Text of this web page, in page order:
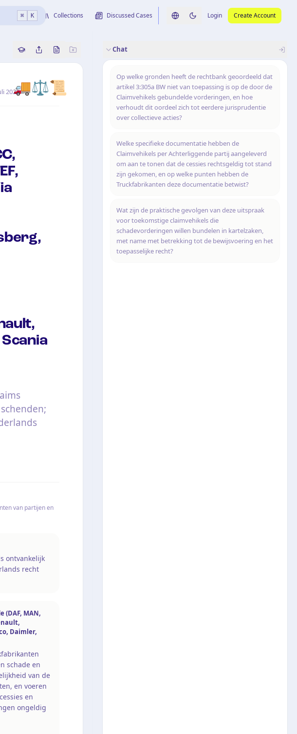
⌘ K Collections Discussed Cases Switch language
Switch to dark theme
Login Create Account
Copy source reference
Share this analysis
Bekijk originele uitspraak
🚚⚖️📜
2022
van partijen en
ontvankelijk
recht
(DAF, MAN,
Daimler,
schade en
van de
en voeren
en
ongeldig
Chat
Op welke gronden heeft de rechtbank geoordeeld dat
artikel 3:305a BW niet van toepassing is op de door de
Claimvehikels gebundelde vorderingen, en hoe
verhoudt dit oordeel zich tot eerdere jurisprudentie
over collectieve acties?
Welke specifieke documentatie hebben de
Claimvehikels per Achterliggende partij aangeleverd
om aan te tonen dat de cessies rechtsgeldig tot stand
zijn gekomen, en op welke punten hebben de
Truckfabrikanten deze documentatie betwist?
Wat zijn de praktische gevolgen van deze uitspraak
voor toekomstige claimvehikels die
schadevorderingen willen bundelen in kartelzaken,
met name met betrekking tot de bewijsvoering en het
toepasselijke recht?